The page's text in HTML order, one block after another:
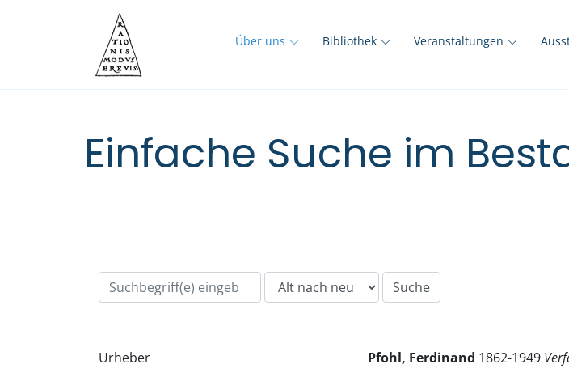
Über uns Bibliothek Veranstaltungen
Einfache Suche im
Urheber Pfohl, Ferdinand 1862-1949